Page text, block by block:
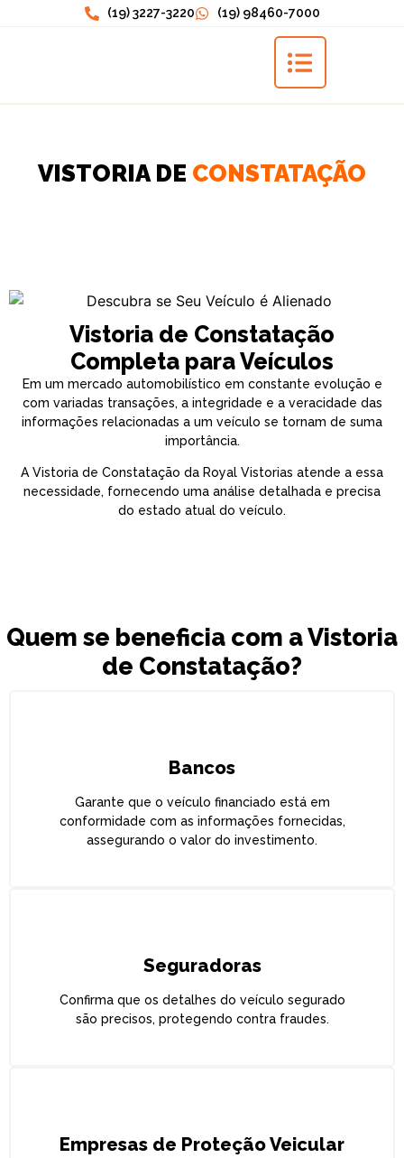
(19) 3227-3220 (19) 98460-7000
VISTORIA DE CONSTATAÇÃO
Vistoria de Constatação
Completa para Veículos
Em um mercado automobilístico em constante evolução e
com variadas transações, a integridade e a veracidade das
informações relacionadas a um veículo se tornam de suma
importância.
A Vistoria de Constatação da Royal Vistorias atende a essa
necessidade, fornecendo uma análise detalhada e precisa
do estado atual do veículo.
Quem se beneficia com a Vistoria
de Constatação?
Bancos
Garante que o veículo financiado está em
conformidade com as informações fornecidas,
assegurando o valor do investimento.
Seguradoras
Confirma que os detalhes do veículo segurado
são precisos, protegendo contra fraudes.
Empresas de Proteção Veicular